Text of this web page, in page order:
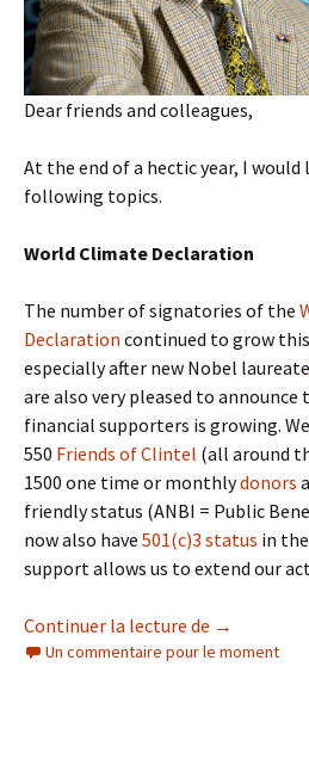
Dear friends and colleagues,
At the end of a hectic year, I
following topics.
World Climate Declaration
The number of signatories of the
Declaration continued to grow
especially after new Nobel laureate
are also very pleased to
financial supporters is growing.
550 Friends of Clintel (all around
1500 one time or monthlydonors
friendly status (ANBI = Public
now also have 501(c)3 status in
support allows us to extend our
Continuer la lecture de All we
→
Un commentaire pour le moment